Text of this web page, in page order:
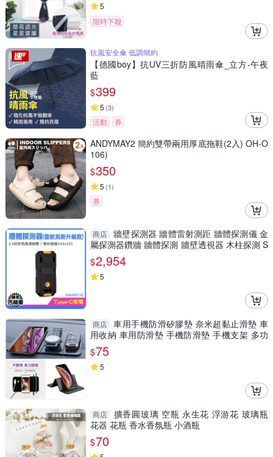
5
限時下殺
抗風安全傘 低調簡約
【德國boy】抗UV三折防風晴雨傘_立方-午夜
藍
$399
5 (3)
活動 券
ANDYMAY2 簡約雙帶兩用厚底拖鞋(2入) OH-O
106)
$350
5 (1)
券
商店 牆壁探測器 牆體雷射測距 牆體探測儀 金
屬探測器鑽牆 牆體探測 牆壁透視器 木柱探測 S
HM-NF513S
$2,954
5
商店 車用手機防滑矽膠墊 奈米超黏止滑墊 車
用收納 車用防滑墊 手機防滑墊 手機支架 多功
能墊
$75
5
商店
擴香圓玻璃 空瓶 永生花 浮游花 玻璃瓶
花器 花瓶 香水香氛瓶 小酒瓶
$70